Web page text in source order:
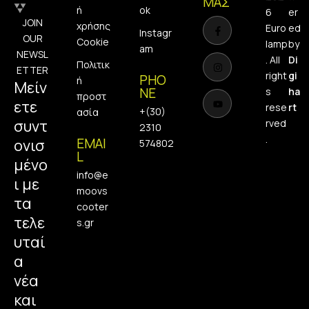
JOIN
OUR
NEWSL
ETTER
Μείν
ετε
συντ
ονισ
μένο
ι με
τα
τελε
υταί
α
νέα
και
ή
χρήσης
Cookie
Πολιτικ
ή
προστ
ασία
EMAI
L
info@e
moovs
cooter
s.gr
ok
Instagr
am
PHO
NE
+(30)
2310
574802
F
c
e
b
o
o
k
-
f
I
s
t
a
g
r
a
m
Y
o
u
t
u
b
e
6
Euro
lamp
. All
right
s
rese
rved
.
er
ed
by
Di
gi
ha
rt